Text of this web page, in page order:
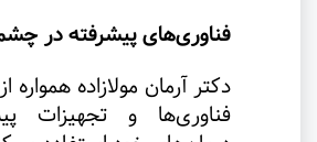
فناوری‌های پیشرفته در
دکتر آرمان مولازاده همواره
فناوری‌ها و تجهیزات